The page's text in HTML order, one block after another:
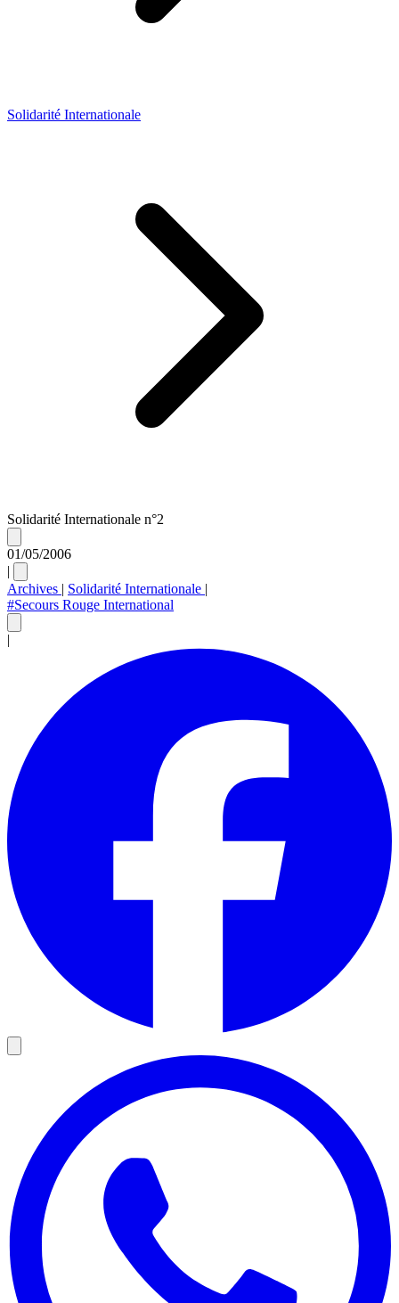
Solidarité Internationale
Solidarité Internationale n°2
01/05/2006
|
Archives | Solidarité Internationale |
#Secours Rouge International
|